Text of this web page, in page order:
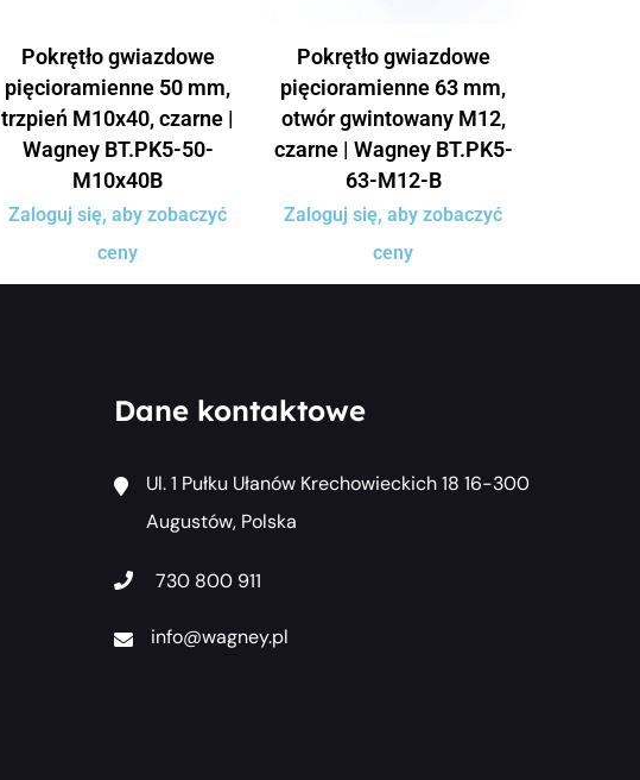
Pokrętło gwiazdowe
pięcioramienne 50 mm,
trzpień M10x40, czarne |
Wagney BT.PK5-50-
M10x40B
Zaloguj się, aby zobaczyć
ceny
Pokrętło gwiazdowe
pięcioramienne 63 mm,
otwór gwintowany M12,
czarne | Wagney BT.PK5-
63-M12-B
Zaloguj się, aby zobaczyć
ceny
Dane kontaktowe
Ul. 1 Pułku Ułanów Krechowieckich 18 16-300
Augustów, Polska
730 800 911
info@wagney.pl